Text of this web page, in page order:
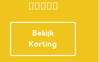
Bekijk
Korting